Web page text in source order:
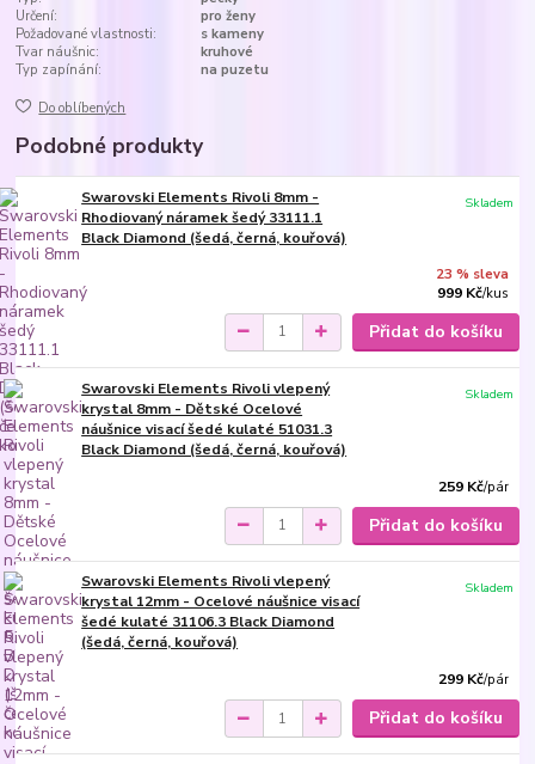
Určení:
pro ženy
Požadované vlastnosti:
s kameny
Tvar náušnic:
kruhové
Typ zapínání:
na puzetu
Do oblíbených
Podobné produkty
Swarovski Elements Rivoli 8mm -
Rhodiovaný náramek šedý 33111.1
Black Diamond (šedá, černá, kouřová)
23 % sleva
999 Kč/kus
Skladem
Přidat do košíku
Swarovski Elements Rivoli vlepený
krystal 8mm - Dětské Ocelové
náušnice visací šedé kulaté 51031.3
Black Diamond (šedá, černá, kouřová)
259 Kč/pár
Skladem
Přidat do košíku
Swarovski Elements Rivoli vlepený
krystal 12mm - Ocelové náušnice visací
šedé kulaté 31106.3 Black Diamond
(šedá, černá, kouřová)
299 Kč/pár
Skladem
Přidat do košíku